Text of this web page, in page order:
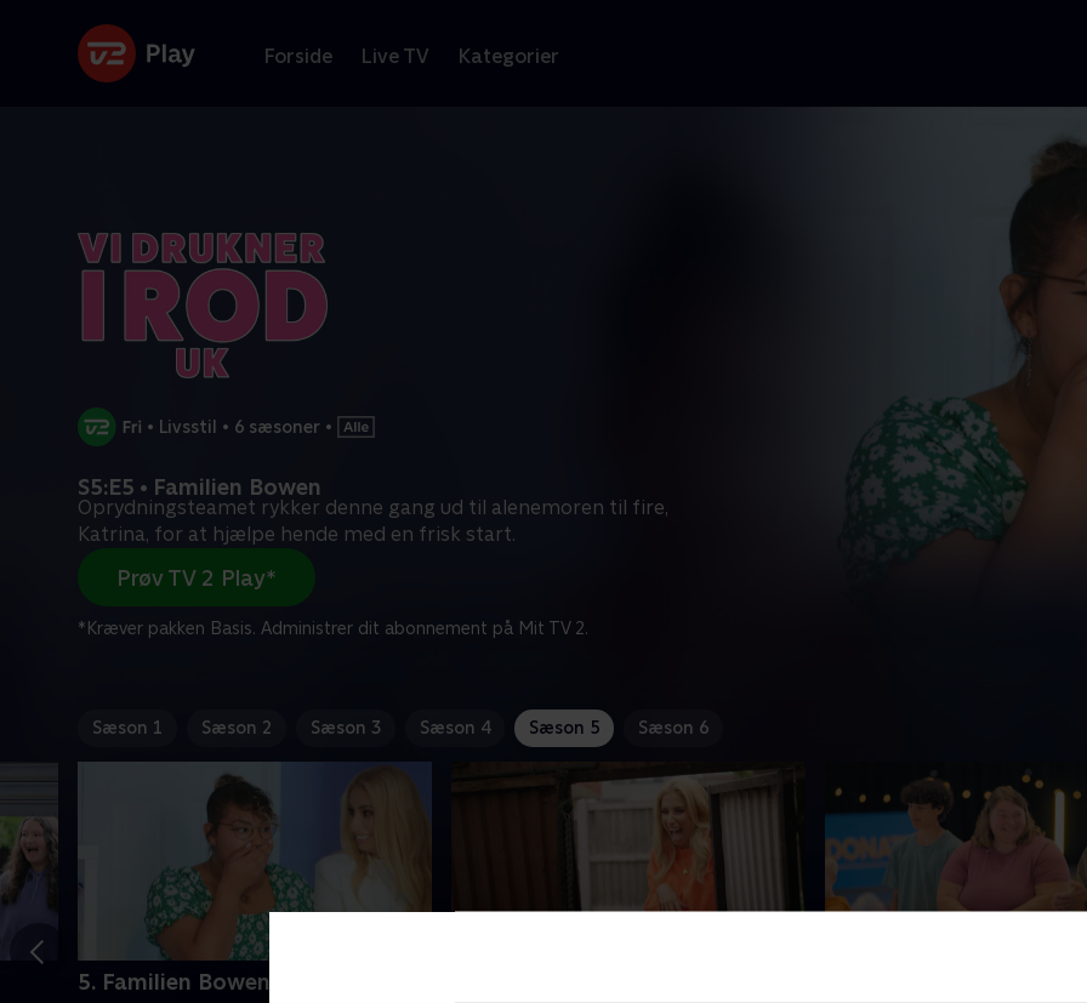
Forside Live TV Kategorier
• Livsstil • 6 sæsoner •
S5:E5 • Familien Bowen
Oprydningsteamet rykker denne gang ud til alenemoren til fire,
Katrina, for at hjælpe hende med en frisk start.
Prøv TV 2 Play*
*Kræver pakken Basis. Administrer dit abonnement på Mit TV 2.
Sæson 1 Sæson 2 Sæson 3 Sæson 4 Sæson 5 Sæson 6
5. Familien Bowen